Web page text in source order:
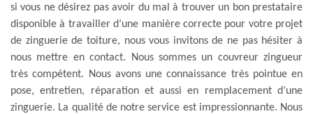
si vous ne désirez pas avoir du mal à trouver un bon prestataire
disponible à travailler d’une manière correcte pour votre projet
de zinguerie de toiture, nous vous invitons de ne pas hésiter à
nous mettre en contact. Nous sommes un couvreur zingueur
très compétent. Nous avons une connaissance très pointue en
pose, entretien, réparation et aussi en remplacement d’une
zinguerie. La qualité de notre service est impressionnante. Nous